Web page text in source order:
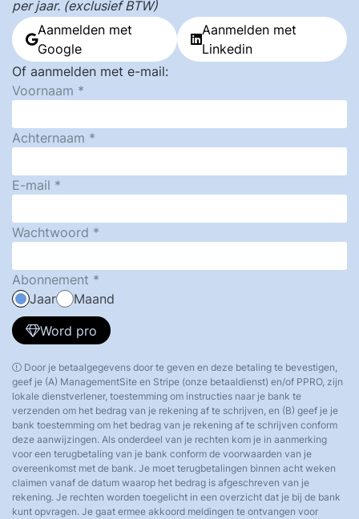
per jaar. (exclusief BTW)
Aanmelden met
Google
Aanmelden met
Linkedin
Of aanmelden met e-mail:
Voornaam
Achternaam
E-mail
Wachtwoord
Abonnement
Jaar
Maand
Word pro
Door je betaalgegevens door te geven en deze betaling te bevestigen,
geef je (A) ManagementSite en Stripe (onze betaaldienst) en/of PPRO, zijn
lokale dienstverlener, toestemming om instructies naar je bank te
verzenden om het bedrag van je rekening af te schrijven, en (B) geef je je
bank toestemming om het bedrag van je rekening af te schrijven conform
deze aanwijzingen. Als onderdeel van je rechten kom je in aanmerking
voor een terugbetaling van je bank conform de voorwaarden van je
overeenkomst met de bank. Je moet terugbetalingen binnen acht weken
claimen vanaf de datum waarop het bedrag is afgeschreven van je
rekening. Je rechten worden toegelicht in een overzicht dat je bij de bank
kunt opvragen. Je gaat ermee akkoord meldingen te ontvangen voor